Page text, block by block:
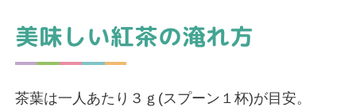
美味しい紅茶の淹れ方
茶葉は一人あたり３ｇ(スプーン１杯)が目安。